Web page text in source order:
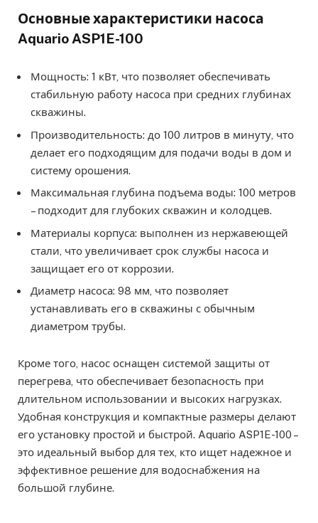
Основные характеристики насоса
Aquario ASP1E-100
Мощность: 1 кВт, что позволяет обеспечивать
стабильную работу насоса при средних глубинах
скважины.
Производительность: до 100 литров в минуту, что
делает его подходящим для подачи воды в дом и
систему орошения.
Максимальная глубина подъема воды: 100 метров
– подходит для глубоких скважин и колодцев.
Материалы корпуса: выполнен из нержавеющей
стали, что увеличивает срок службы насоса и
защищает его от коррозии.
Диаметр насоса: 98 мм, что позволяет
устанавливать его в скважины с обычным
диаметром трубы.
Кроме того, насос оснащен системой защиты от
перегрева, что обеспечивает безопасность при
длительном использовании и высоких нагрузках.
Удобная конструкция и компактные размеры делают
его установку простой и быстрой. Aquario ASP1E-100 –
это идеальный выбор для тех, кто ищет надежное и
эффективное решение для водоснабжения на
большой глубине.